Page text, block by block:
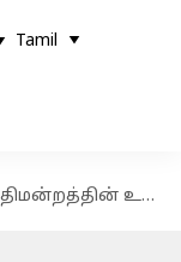
Tamil
பாகிஸ்தான் தேர்தல் ஆணையம் பிப்ரவரி 8ல் தேர்தலை அறிவித்தது